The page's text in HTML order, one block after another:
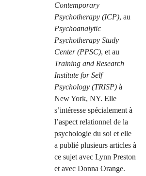
Contemporary
Psychotherapy (ICP), au
Psychoanalytic
Psychotherapy Study
Center (PPSC), et au
Training and Research
Institute for Self
Psychology (TRISP) à
New York, NY. Elle
s’intéresse spécialement à
l’aspect relationnel de la
psychologie du soi et elle
a publié plusieurs articles à
ce sujet avec Lynn Preston
et avec Donna Orange.